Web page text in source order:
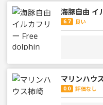
海豚自由
6.7 良い
マリンハウ
0.0 評価なし